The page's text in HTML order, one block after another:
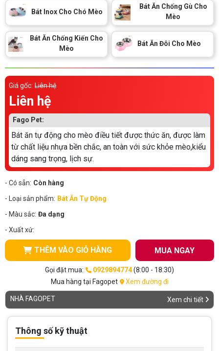
spa cho thú cưng
Thông tin về chó
Thông tin về mèo
Chính sách mua hàng
Chính sách bảo hành
Chính sách đổi trả
LIÊN HỆ
0929894774
Bát Inox Cho Chó Mèo
Bát Ăn Chống Gù Cho
Mèo
Bát Ăn Chống Kiến Cho
Mèo
Bát Ăn Đôi Cho Mèo
Giá gốc: Liên hệ
Liên hệ
Fago Pet:
Bát ăn tự động cho mèo điều tiết được thức ăn, được làm
từ chất liệu nhựa bền chắc, an toàn với sức khỏe mèo,kiểu
dáng sang trọng, lịch sự.
- Có sẵn: Còn hàng
- Loại sản phẩm: Bát Ăn Tự Động
- Màu sắc: Đa dạng
- Xuất xứ:
THÊM VÀO GIỎ HÀNG MUA NGAY
Gọi đặt mua: 0929894774(8:00 - 18:30)
Mua hàng tại Fagopet
Xem đường đi
NHÀ FAGOPET Xem chi tiết
Thông số kỹ thuật